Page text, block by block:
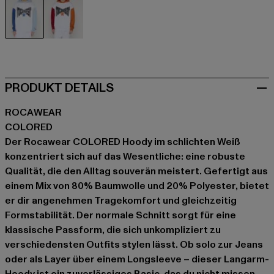
PRODUKT DETAILS
ROCAWEAR
COLORED
Der Rocawear COLORED Hoody im schlichten Weiß
konzentriert sich auf das Wesentliche: eine robuste
Qualität, die den Alltag souverän meistert. Gefertigt aus
einem Mix von 80% Baumwolle und 20% Polyester, bietet
er dir angenehmen Tragekomfort und gleichzeitig
Formstabilität. Der normale Schnitt sorgt für eine
klassische Passform, die sich unkompliziert zu
verschiedensten Outfits stylen lässt. Ob solo zur Jeans
oder als Layer über einem Longsleeve – dieser Langarm-